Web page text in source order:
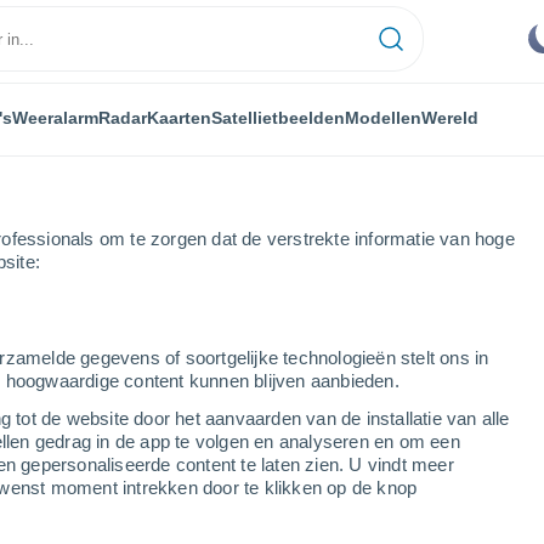
om te zorgen dat de verstrekte informatie van hoge
gegevens of soortgelijke technologieën stelt ons in
content kunnen blijven aanbieden.
de website door het aanvaarden van de installatie van alle
gedrag in de app te volgen en analyseren en om een
gepersonaliseerde content te laten zien. U vindt meer
moment intrekken door te klikken op de knop
WeeralarmRadarKaartenSatellietbeeldenModellenWereld
...
Per uur